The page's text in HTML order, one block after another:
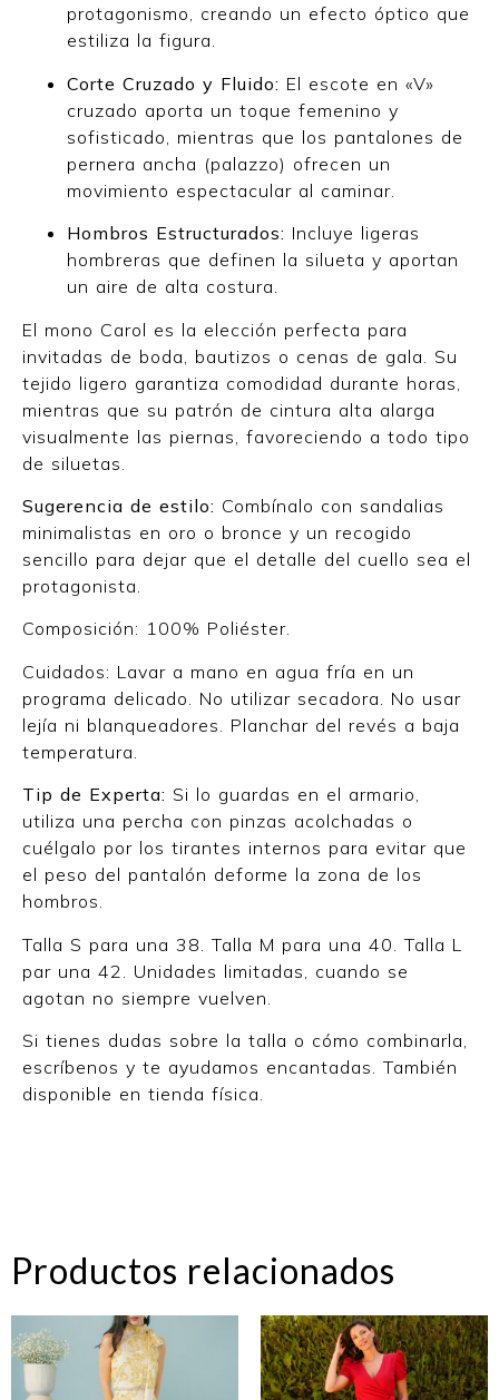
protagonismo, creando un efecto óptico que
estiliza la figura.
Corte Cruzado y Fluido: El escote en «V»
cruzado aporta un toque femenino y
sofisticado, mientras que los pantalones de
pernera ancha (palazzo) ofrecen un
movimiento espectacular al caminar.
Hombros Estructurados: Incluye ligeras
hombreras que definen la silueta y aportan
un aire de alta costura.
El mono Carol es la elección perfecta para
invitadas de boda, bautizos o cenas de gala. Su
tejido ligero garantiza comodidad durante horas,
mientras que su patrón de cintura alta alarga
visualmente las piernas, favoreciendo a todo tipo
de siluetas.
Sugerencia de estilo: Combínalo con sandalias
minimalistas en oro o bronce y un recogido
sencillo para dejar que el detalle del cuello sea el
protagonista.
Composición: 100% Poliéster.
Cuidados: Lavar a mano en agua fría en un
programa delicado. No utilizar secadora. No usar
lejía ni blanqueadores. Planchar del revés a baja
temperatura.
Tip de Experta: Si lo guardas en el armario,
utiliza una percha con pinzas acolchadas o
cuélgalo por los tirantes internos para evitar que
el peso del pantalón deforme la zona de los
hombros.
Talla S para una 38. Talla M para una 40. Talla L
par una 42. Unidades limitadas, cuando se
agotan no siempre vuelven.
Si tienes dudas sobre la talla o cómo combinarla,
escríbenos y te ayudamos encantadas. También
disponible en tienda física.
Productos relacionados